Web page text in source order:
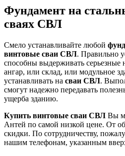
Фундамент на
сваях СВЛ
Смело устанавливайте любой
винтовые сваи СВЛ. Правильно
способны выдерживать
ангар, или склад, или модульное
устанавливать на сваи СВЛ.
смогут надежно передавать
ущерба зданию.
Купить винтовые сваи СВЛ Вы
Антей по самой низкой цене. От
скидки. По сотрудничеству,
нашим телефонам, указанным